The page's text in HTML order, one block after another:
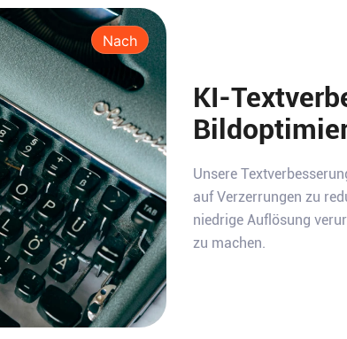
Nach
KI-
Unsere
auf Verzerrungen zu
niedrige Auflösung
zu machen.